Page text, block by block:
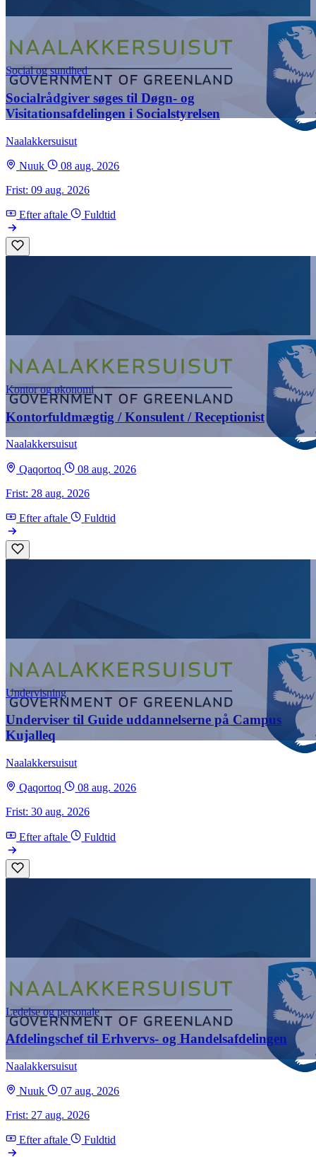
Social og sundhed
Socialrådgiver søges til Døgn- og
Visitationsafdelingen i Socialstyrelsen
Naalakkersuisut
Nuuk
08 aug. 2026
Frist: 09 aug. 2026
Efter aftale Fuldtid
Kontor og økonomi
Kontorfuldmægtig / Konsulent / Receptionist
Naalakkersuisut
Qaqortoq
08 aug. 2026
Frist: 28 aug. 2026
Efter aftale Fuldtid
Undervisning
Underviser til Guide uddannelserne på Campus
Kujalleq
Naalakkersuisut
Qaqortoq
08 aug. 2026
Frist: 30 aug. 2026
Efter aftale Fuldtid
Ledelse og personale
Afdelingschef til Erhvervs- og Handelsafdelingen
Naalakkersuisut
Nuuk
07 aug. 2026
Frist: 27 aug. 2026
Efter aftale Fuldtid